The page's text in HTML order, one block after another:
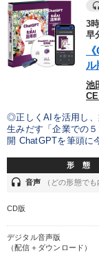
3
早
ル
池
◎正しくAIを活用し、
生みだす「企業での
開 ChatGPTを筆頭に
形 態
headset 音声 （どの形態で
CD版
デジタル音声版
（配信＋ダウンロード）